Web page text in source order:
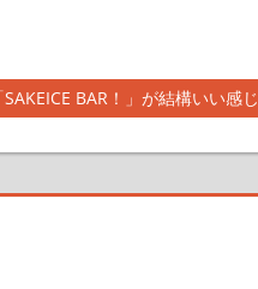
BAR！」が結構いい感じ